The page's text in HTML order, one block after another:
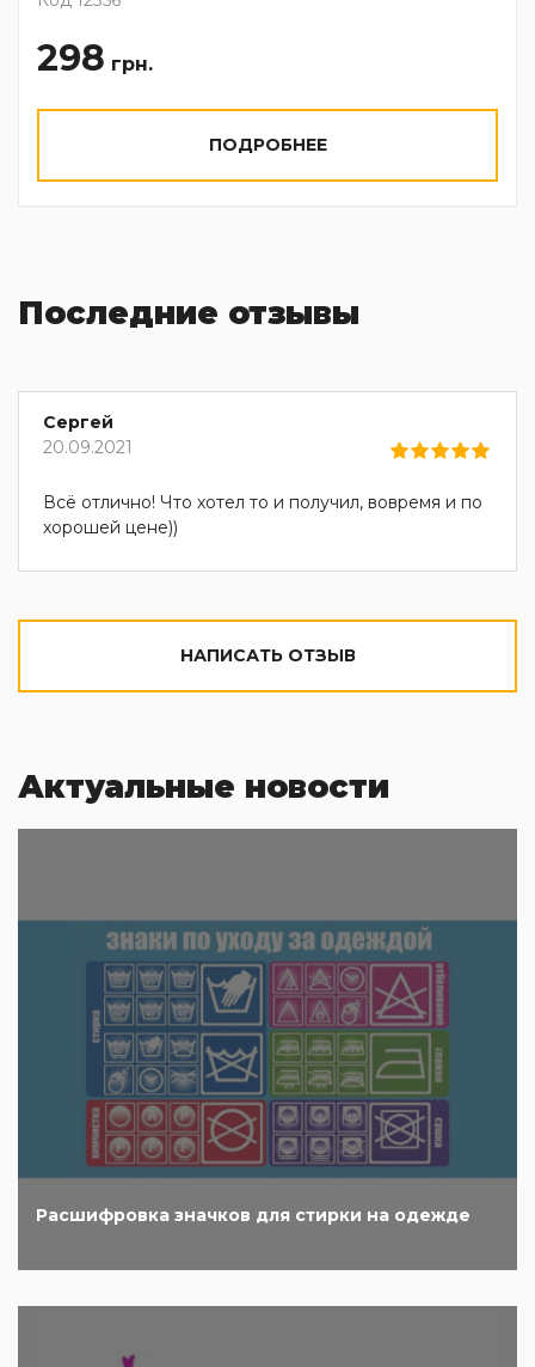
298 грн.
ПОДРОБНЕЕ
Последние отзывы
Сергей
20.09.2021
Всё отлично! Что хотел то и получил, вовремя и по
хорошей цене))
НАПИСАТЬ ОТЗЫВ
Актуальные новости
Расшифровка значков для стирки на одежде